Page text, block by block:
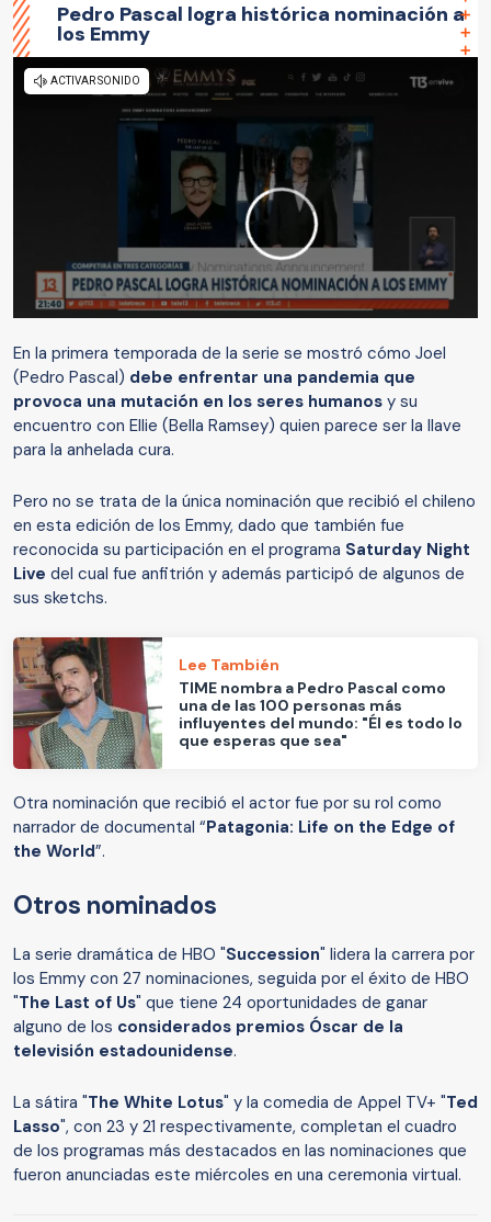
Pedro Pascal logra histórica nominación a
los Emmy
En la primera temporada de la serie se mostró cómo Joel
(Pedro Pascal) debe enfrentar una pandemia que
provoca una mutación en los seres humanos y su
encuentro con Ellie (Bella Ramsey) quien parece ser la llave
para la anhelada cura.
Pero no se trata de la única nominación que recibió el chileno
en esta edición de los Emmy, dado que también fue
reconocida su participación en el programa Saturday Night
Live del cual fue anfitrión y además participó de algunos de
sus sketchs.
Lee También
TIME nombra a Pedro Pascal como
una de las 100 personas más
influyentes del mundo: "Él es todo lo
que esperas que sea"
Otra nominación que recibió el actor fue por su rol como
narrador de documental “Patagonia: Life on the Edge of
the World”.
Otros nominados
La serie dramática de HBO "Succession" lidera la carrera por
los Emmy con 27 nominaciones, seguida por el éxito de HBO
"The Last of Us" que tiene 24 oportunidades de ganar
alguno de los considerados premios Óscar de la
televisión estadounidense.
La sátira "The White Lotus" y la comedia de Appel TV+ "Ted
Lasso", con 23 y 21 respectivamente, completan el cuadro
de los programas más destacados en las nominaciones que
fueron anunciadas este miércoles en una ceremonia virtual.